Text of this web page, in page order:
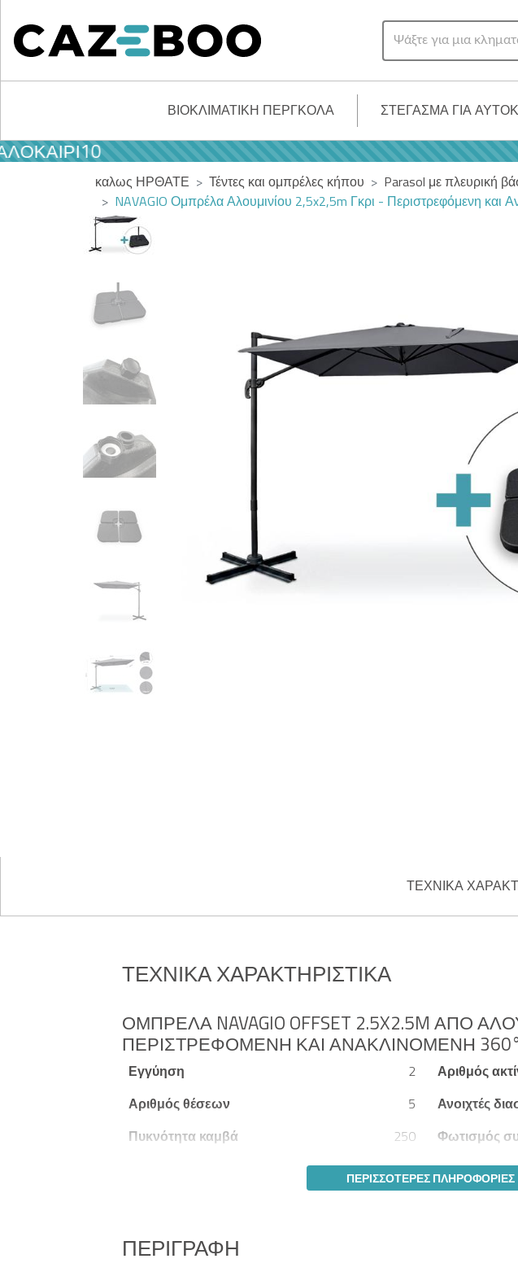
ΒΙΟΚΛΙΜΑΤΙΚΉ ΠΈΡΓΚΟΛΑ ΣΤΈΓΑΣΜΑ ΓΙΑ
☀️
καλως ΗΡΘΑΤΕ Τέντες και ομπρέλες κήπου
Parasol με πλευρική
NAVAGIO Ομπρέλα Αλουμινίου 2,5x2,5m Γκρι - Περιστρεφόμενη και
ΤΕΧΝΙΚΆ
ΤΕΧΝΙΚΆ ΧΑΡΑΚΤΗΡΙΣΤΙΚΆ
ΟΜΠΡΈΛΑ NAVAGIO OFFSET 2.5X2.5M ΑΠΌ
ΠΕΡΙΣΤΡΕΦΌΜΕΝΗ ΚΑΙ ΑΝΑΚΛΙΝΌΜΕΝΗ
Εγγύηση 2 Αριθμός
Αριθμός θέσεων
5 Ανοιχτές
Πυκνότητα καμβά
250 Φωτισμός
ΠΕΡΙΣΣΌΤΕΡΕΣ ΠΛΗΡΟΦΟΡΊΕΣ
ΠΕΡΙΓΡΑΦΉ